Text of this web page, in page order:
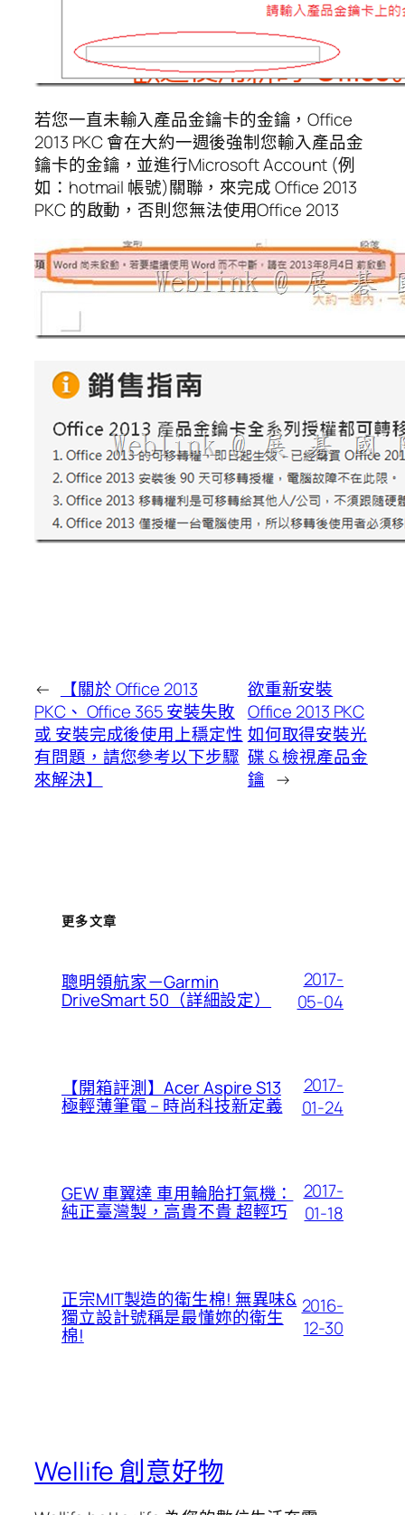
若您一直未輸入產品金鑰卡的金鑰，Office
2013 PKC 會在大約一週後強制您輸入產品金
鑰卡的金鑰，並進行Microsoft Account (例
如：hotmail 帳號)關聯，來完成 Office 2013
PKC 的啟動，否則您無法使用Office 2013
←
【關於 Office 2013
PKC、 Office 365 安裝失敗
或 安裝完成後使用上穩定性
有問題，請您參考以下步驟
來解決】
欲重新安裝
Office 2013 PKC
如何取得安裝光
碟 & 檢視產品金
鑰 →
更多文章
聰明領航家－Garmin
DriveSmart 50（詳細設定）
2017-
05-04
【開箱評測】Acer Aspire S13
極輕薄筆電 – 時尚科技新定義
2017-
01-24
GEW 車翼達 車用輪胎打氣機：
純正臺灣製，高貴不貴 超輕巧
2017-
01-18
正宗MIT製造的衛生棉! 無異味&
獨立設計號稱是最懂妳的衛生
棉!
2016-
12-30
Wellife 創意好物